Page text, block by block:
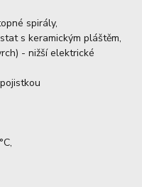
spirály,
s keramickým pláštěm,
- nižší elektrické